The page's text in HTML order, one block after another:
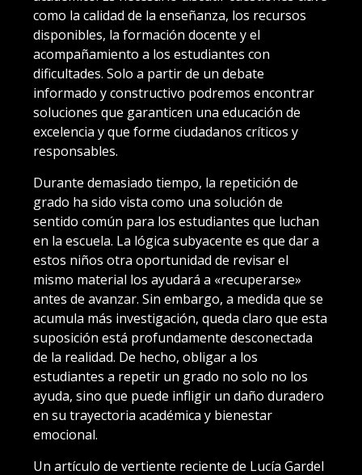
como la calidad de la enseñanza, los recursos
disponibles, la formación docente y el
acompañamiento a los estudiantes con
dificultades. Solo a partir de un debate
informado y constructivo podremos encontrar
soluciones que garanticen una educación de
excelencia y que forme ciudadanos críticos y
responsables.
Durante demasiado tiempo, la repetición de
grado ha sido vista como una solución de
sentido común para los estudiantes que luchan
en la escuela. La lógica subyacente es que dar a
estos niños otra oportunidad de revisar el
mismo material los ayudará a «recuperarse»
antes de avanzar. Sin embargo, a medida que se
acumula más investigación, queda claro que esta
suposición está profundamente desconectada
de la realidad. De hecho, obligar a los
estudiantes a repetir un grado no solo no los
ayuda, sino que puede infligir un daño duradero
en su trayectoria académica y bienestar
emocional.
Un artículo de vertiente reciente de Lucía Gardel